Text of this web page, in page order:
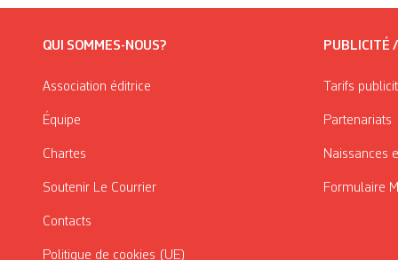
QUI SOMMES-NOUS?
Association éditrice
Équipe
Chartes
Soutenir Le Courrier
Contacts
Politique de cookies (UE)
PUBLICITÉ
Tarifs
Partenariats
Naissances
Formulaire